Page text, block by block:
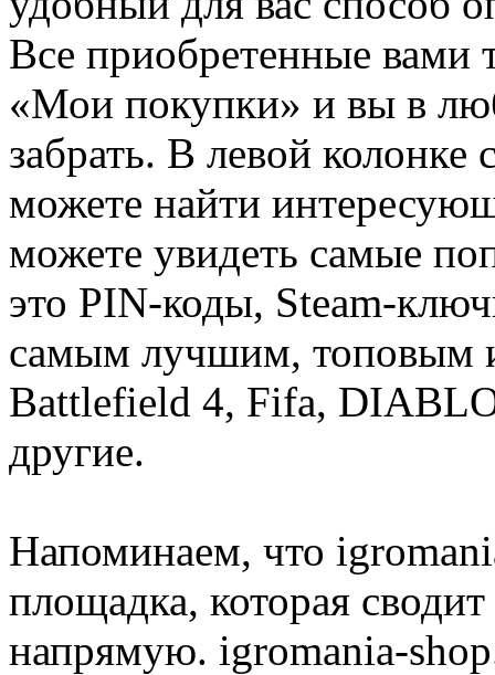
Все приобретенные вами
«Мои покупки» и вы в
забрать. В левой
можете найти
можете увидеть самые
это PIN-коды, Steam-
самым лучшим, топовым
Battlefield 4, Fifa,
другие.
Напоминаем, что
площадка, которая
напрямую. igromania-